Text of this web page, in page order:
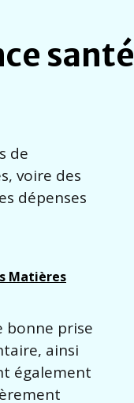
santé
de
voire des
dépenses
Matières
bonne prise
ainsi
également